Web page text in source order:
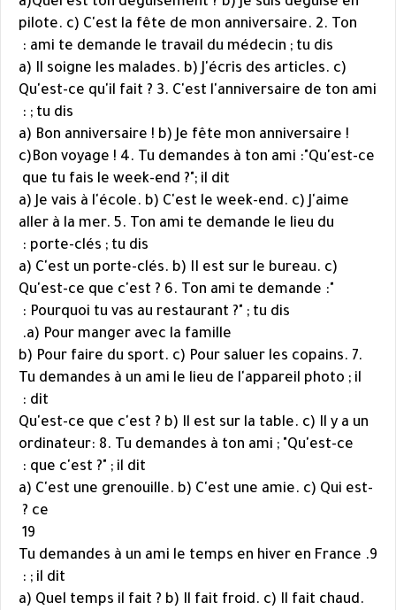
pilote. c) C'est la fête de mon anniversaire. 2. Ton
ami te demande le travail du médecin ; tu dis :
a) Il soigne les malades. b) J'écris des articles. c)
Qu'est-ce qu'il fait ? 3. C'est l'anniversaire de ton ami
; tu dis :
a) Bon anniversaire ! b) Je fête mon anniversaire !
c)Bon voyage ! 4. Tu demandes à ton ami :"Qu'est-ce
que tu fais le week-end ?"; il dit
a) Je vais à l'école. b) C'est le week-end. c) J'aime
aller à la mer. 5. Ton ami te demande le lieu du
porte-clés ; tu dis :
a) C'est un porte-clés. b) II est sur le bureau. c)
Qu'est-ce que c'est ? 6. Ton ami te demande :"
Pourquoi tu vas au restaurant ?" ; tu dis :
a) Pour manger avec la famille.
b) Pour faire du sport. c) Pour saluer les copains. 7.
Tu demandes à un ami le lieu de l'appareil photo ; il
dit :
Qu'est-ce que c'est ? b) Il est sur la table. c) Il y a un
ordinateur: 8. Tu demandes à ton ami ; "Qu'est-ce
que c'est ?" ; il dit :
a) C'est une grenouille. b) C'est une amie. c) Qui est-
ce ?
19
9. Tu demandes à un ami le temps en hiver en France
; il dit :
a) Quel temps il fait ? b) Il fait froid. c) Il fait chaud.